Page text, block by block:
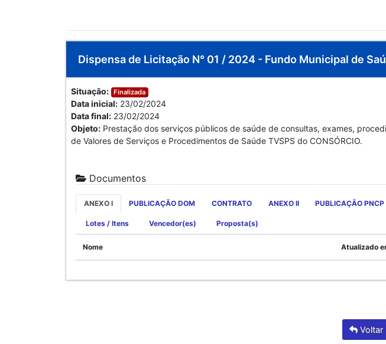
Dispensa de Licitação N° 01 / 2024 - Fundo Municipal de
Situação: Finalizada
Data inicial: 23/02/2024
Data final: 23/02/2024
Objeto: Prestação dos serviços públicos de saúde de consultas, exames,
de Valores de Serviços e Procedimentos de Saúde TVSPS do CONSÓRCIO.
Documentos
ANEXO I PUBLICAÇÃO DOM CONTRATO ANEXO II PUBLICAÇÃO PNCP
Lotes / Itens Vencedor(es) Proposta(s)
Nome Atualizado
Voltar